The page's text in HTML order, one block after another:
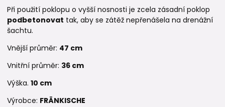
Při použití poklopu o vyšší nosnosti je zcela zásadní poklop
podbetonovat tak, aby se zátěž nepřenášela na drenážní
šachtu.
Vnější průměr: 47 cm
Vnitřní průměr: 36 cm
Výška. 10 cm
Výrobce: FRÄNKISCHE